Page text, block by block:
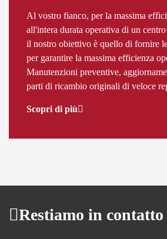
Al vostro fianco, per la massima
all'intera durata operativa di un
il nostro obiettivo è quello di fornire
per garantire la massima efficienza
Manutenzioni preventive,
parti di ricambio originali di veloce
Scopri di più
Restiamo in contatto